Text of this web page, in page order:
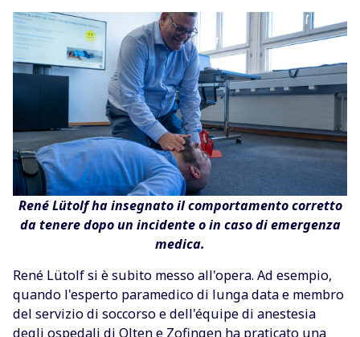
René Lütolf ha insegnato il comportamento corretto
da tenere dopo un incidente o in caso di emergenza
medica.
René Lütolf si è subito messo all'opera. Ad esempio,
quando l'esperto paramedico di lunga data e membro
del servizio di soccorso e dell'équipe di anestesia
degli ospedali di Olten e Zofingen ha praticato una